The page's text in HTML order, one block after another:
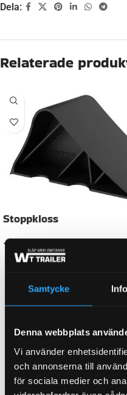
Samtycke
Denna webbplats
Vi använder
och annonserna till
för sociala medier och
Dela:
Beskrivning
Trådlös fjärrkontroll
Ytterligare information
Relaterade
Stoppkloss
129kr inkl. moms
LÄGG I VARUKORG